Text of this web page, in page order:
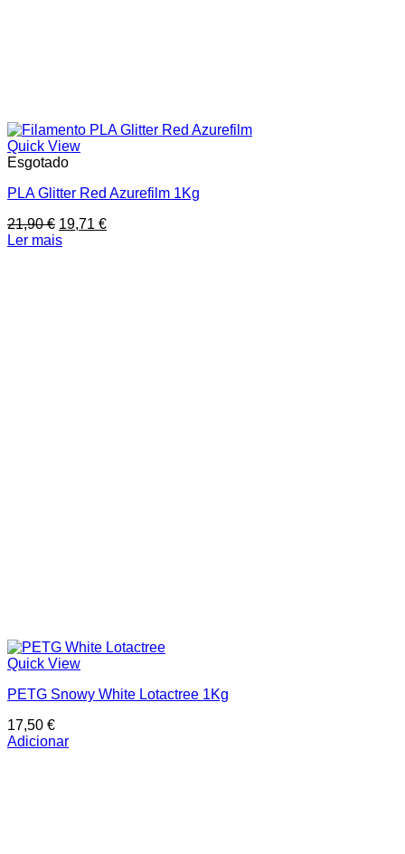
Quick View
Esgotado
PLA Glitter Red Azurefilm 1Kg
21,90€ O
preço
19,71 €O
Ler mais
Quick View
PETG Snowy White Lotactree 1Kg
17,50 €
Adicionar